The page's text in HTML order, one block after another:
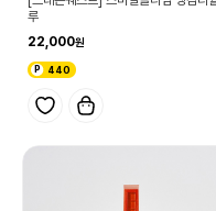
루
22,000
440